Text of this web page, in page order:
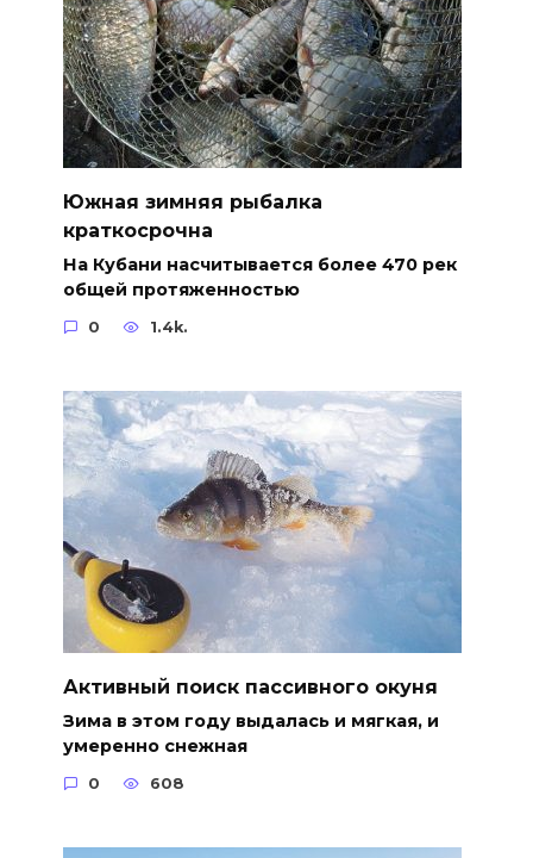
Южная зимняя рыбалка
краткосрочна
На Кубани насчитывается более 470 рек
общей протяженностью
0 1.4k.
Активный поиск пассивного окуня
Зима в этом году выдалась и мягкая, и
умеренно снежная
0 608